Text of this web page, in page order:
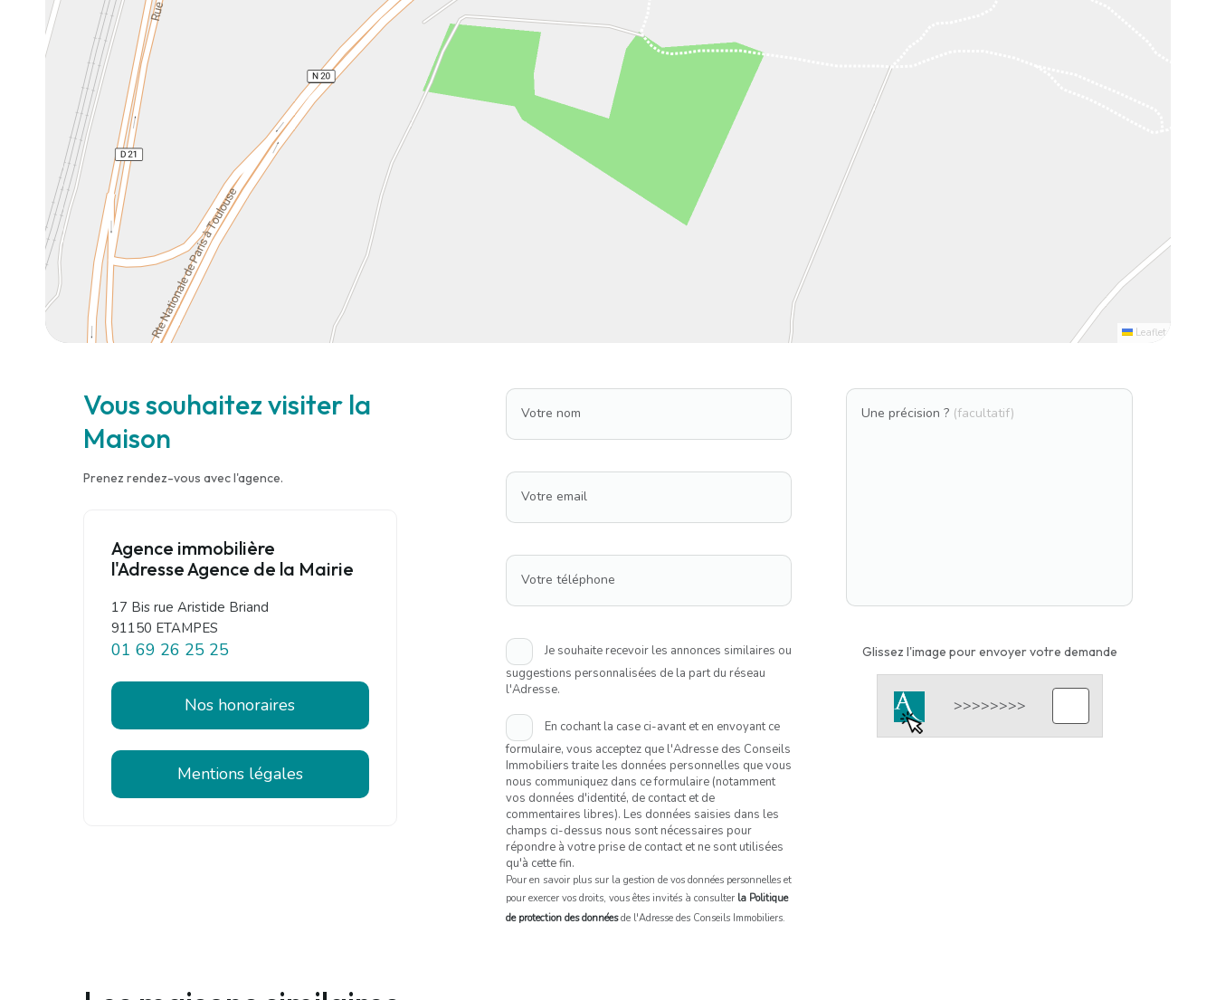
Leaflet
Vous souhaitez visiter la
Maison
Prenez rendez-vous avec l'agence.
Agence immobilière
l'Adresse Agence de la Mairie
17 Bis rue Aristide Briand
91150 ETAMPES
01 69 26 25 25
Nos honoraires
Mentions légales
Votre nom
Votre email
Votre téléphone
Je souhaite recevoir les annonces similaires ou
suggestions personnalisées de la part du réseau
l'Adresse.
En cochant la case ci-avant et en envoyant ce
formulaire, vous acceptez que l'Adresse des Conseils
Immobiliers traite les données personnelles que vous
nous communiquez dans ce formulaire (notamment
vos données d'identité, de contact et de
commentaires libres). Les données saisies dans les
champs ci-dessus nous sont nécessaires pour
répondre à votre prise de contact et ne sont utilisées
qu'à cette fin.
Pour en savoir plus sur la gestion de vos données personnelles et
pour exercer vos droits, vous êtes invités à consulter la Politique
de protection des donnéesde l'Adresse des Conseils Immobiliers.
Une précision ? (facultatif)
Glissez l'image pour envoyer votre demande